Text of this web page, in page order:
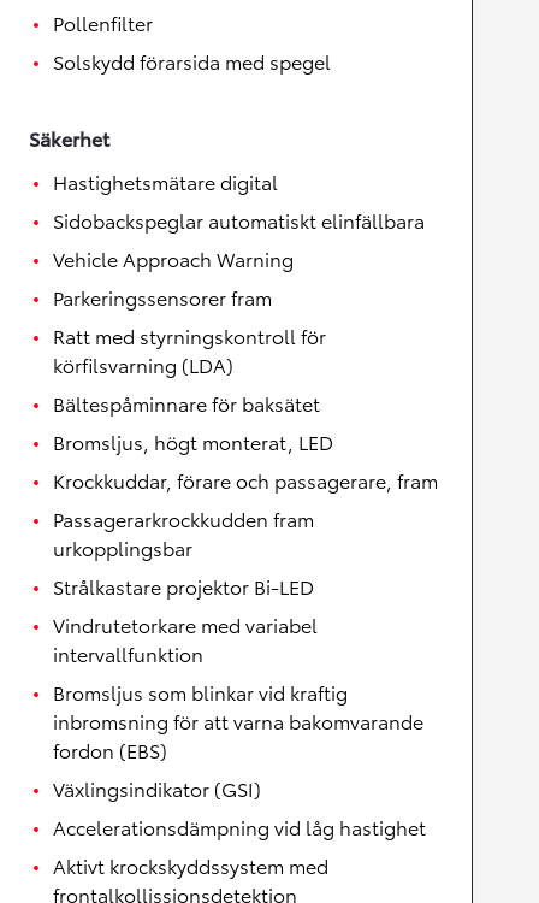
Pollenfilter
Solskydd förarsida med spegel
Säkerhet
Hastighetsmätare digital
Sidobackspeglar automatiskt elinfällbara
Vehicle Approach Warning
Parkeringssensorer fram
Ratt med styrningskontroll för
körfilsvarning (LDA)
Bältespåminnare för baksätet
Bromsljus, högt monterat, LED
Krockkuddar, förare och passagerare, fram
Passagerarkrockkudden fram
urkopplingsbar
Strålkastare projektor Bi-LED
Vindrutetorkare med variabel
intervallfunktion
Bromsljus som blinkar vid kraftig
inbromsning för att varna bakomvarande
fordon (EBS)
Växlingsindikator (GSI)
Accelerationsdämpning vid låg hastighet
Aktivt krockskyddssystem med
frontalkollissionsdetektion